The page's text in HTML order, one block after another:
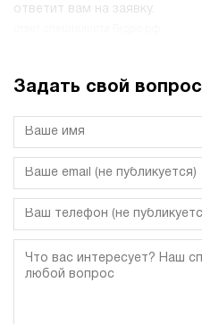
ответит вам на заявку.
Задать свой вопрос